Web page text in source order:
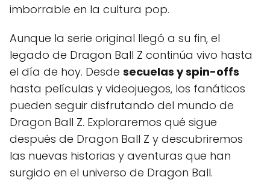
imborrable en la cultura pop.
Aunque la serie original llegó a su fin, el
legado de Dragon Ball Z continúa vivo hasta
el día de hoy. Desde secuelas y spin-offs
hasta películas y videojuegos, los fanáticos
pueden seguir disfrutando del mundo de
Dragon Ball Z. Exploraremos qué sigue
después de Dragon Ball Z y descubriremos
las nuevas historias y aventuras que han
surgido en el universo de Dragon Ball.